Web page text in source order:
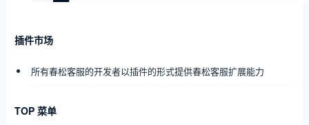
插件市场
所有春松客服的开发者以插件的形式提供春松客服扩展能力
TOP 菜单